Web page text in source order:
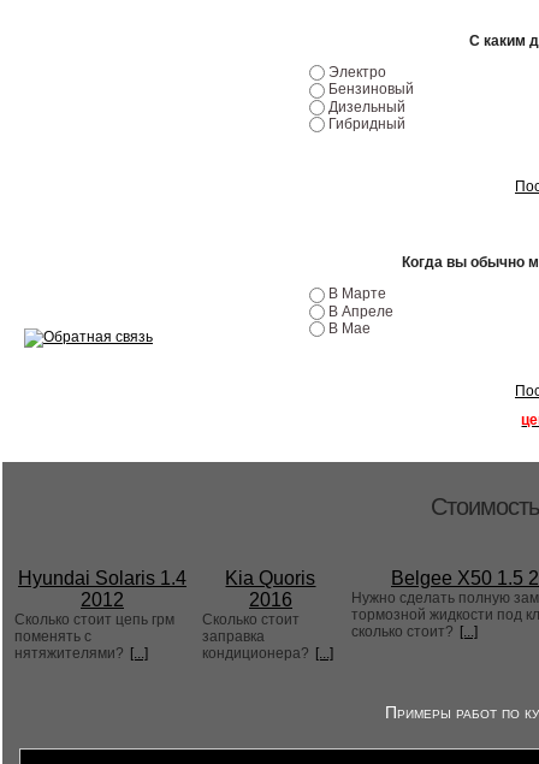
С каким
Электро
Бензиновый
Дизельный
Гибридный
Когда вы обычно
В Марте
В Апреле
В Мае
Hyundai Solaris 1.4
2012
Сколько стоит цепь грм
поменять с
нятяжителями? [...]
Kia Quoris
2016
Сколько стоит
заправка
кондиционера? [...]
Belgee X50 1.5
Нужно сделать полную
тормозной жидкости под
сколько стоит? [...]
Примеры работ по